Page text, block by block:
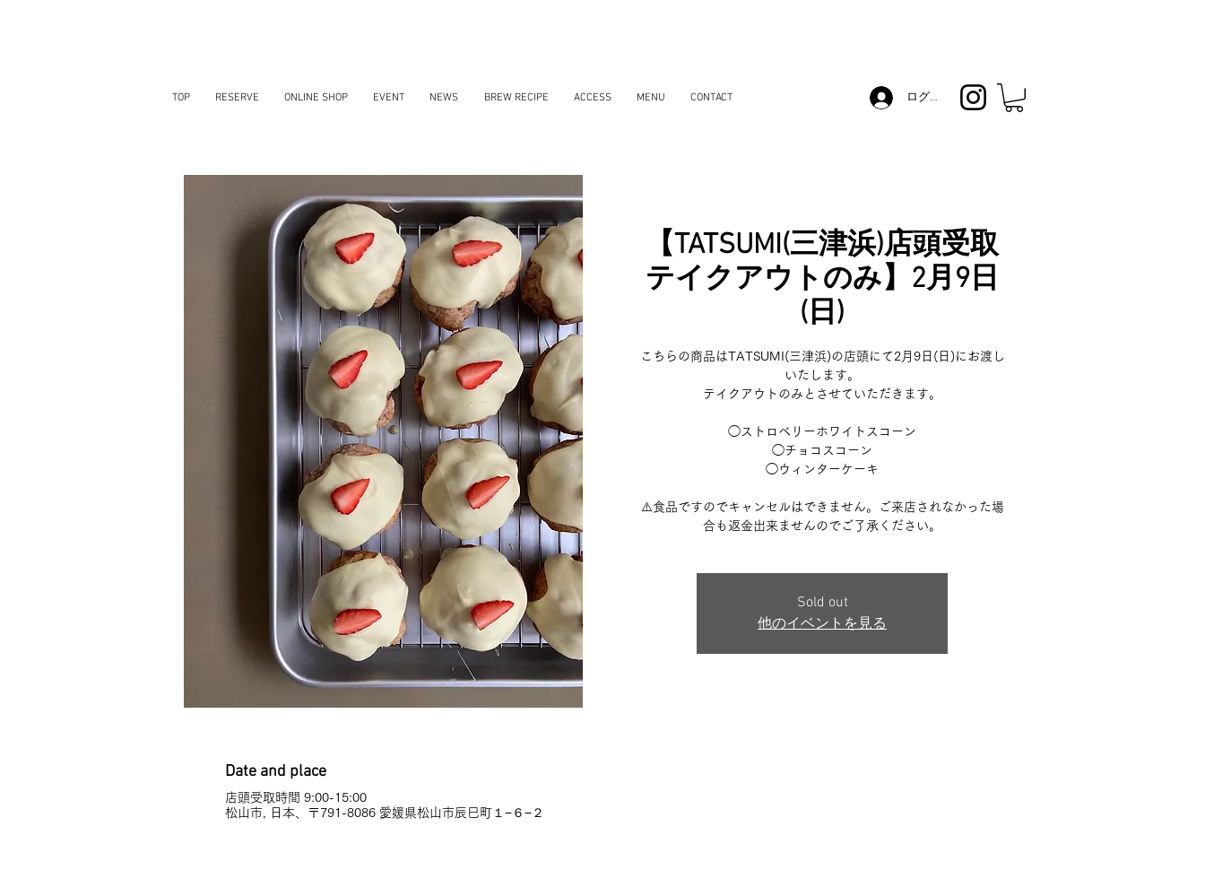
TOP RESERVE ONLINE SHOP EVENT NEWS BREW RECIPE ACCESS MENU CONTACT ログイン
【TATSUMI(三津浜)店頭受取
テイクアウトのみ】2月9日
(日)
こちらの商品はTATSUMI(三津浜)の店頭にて2月9日(日)にお渡し
いたします。
テイクアウトのみとさせていただきます。
◯ストロベリーホワイトスコーン
◯チョコスコーン
◯ウィンターケーキ
⚠️食品ですのでキャンセルはできません。ご来店されなかった場
合も返金出来ませんのでご了承ください。
Sold out
他のイベントを見る
Date and place
店頭受取時間 9:00-15:00
松山市, 日本、〒791-8086 愛媛県松山市辰巳町１−６−２